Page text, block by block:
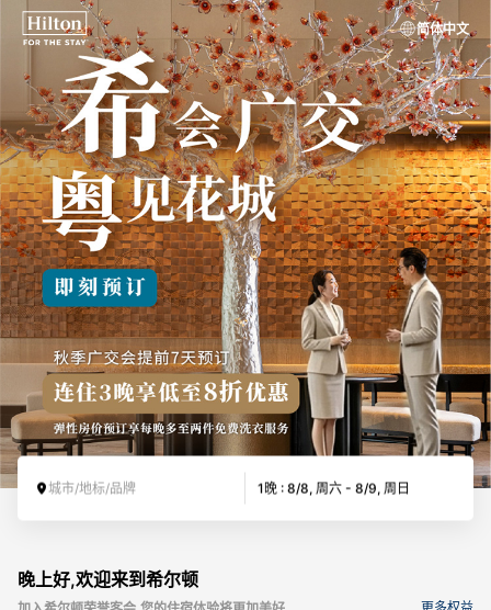
简体中文
城市/地标/品牌 1晚 : 8/8, 周六 - 8/9, 周日
晚上好,欢迎来到希尔顿
更多权益